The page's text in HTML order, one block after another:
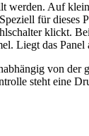
Auf
für dieses
klickt.
Liegt das
von der
steht eine